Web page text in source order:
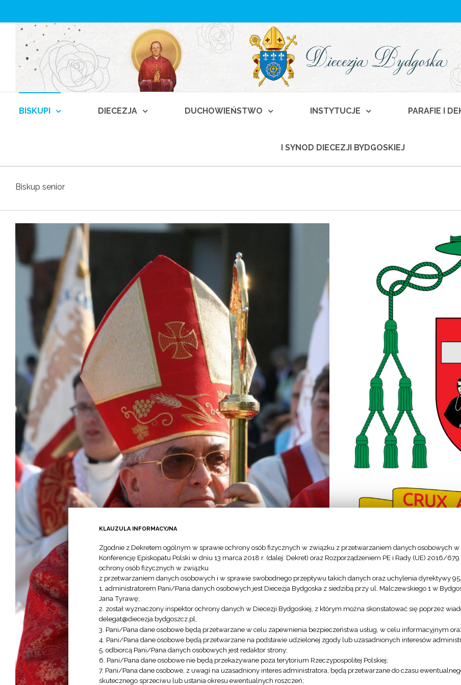
BISKUPI DIECEZJA DUCHOWIEŃSTWO INSTYTUCJE PARAFIE I
I SYNOD DIECEZJI BYDGOSKIEJ
Biskup senior
KLAUZULA INFORMACYJNA
Zgodnie z Dekretem ogólnym w sprawie ochrony osób fizycznych w związku z przetwarzaniem danych osobowych
Konferencję Episkopatu Polski w dniu 13 marca 2018 r. (dalej: Dekret) oraz Rozporządzeniem PE i Rady (UE) 2016/
ochrony osób fizycznych w związku
z przetwarzaniem danych osobowych i w sprawie swobodnego przepływu takich danych oraz uchylenia dyrektywy
1. administratorem Pani/Pana danych osobowych jest Diecezja Bydgoska z siedzibą przy ul. Malczewskiego 1 w
Jana Tyrawę;
2. został wyznaczony inspektor ochrony danych w Diecezji Bydgoskiej, z którym można skonstatować się poprzez
delegat@diecezja.bydgoszcz.pl;
3. Pani/Pana dane osobowe będą przetwarzane w celu zapewnienia bezpieczeństwa usług, w celu informacyjnym
4. Pani/Pana dane osobowe będą przetwarzane na podstawie udzielonej zgody lub uzasadnionych interesów
5. odbiorcą Pani/Pana danych osobowych jest redaktor strony;
6. Pani/Pana dane osobowe nie będą przekazywane poza terytorium Rzeczypospolitej Polskiej;
7. Pani/Pana dane osobowe, z uwagi na uzasadniony interes administratora, będą przetwarzane do czasu
skutecznego sprzeciwu lub ustania okresu ewentualnych roszczeń;